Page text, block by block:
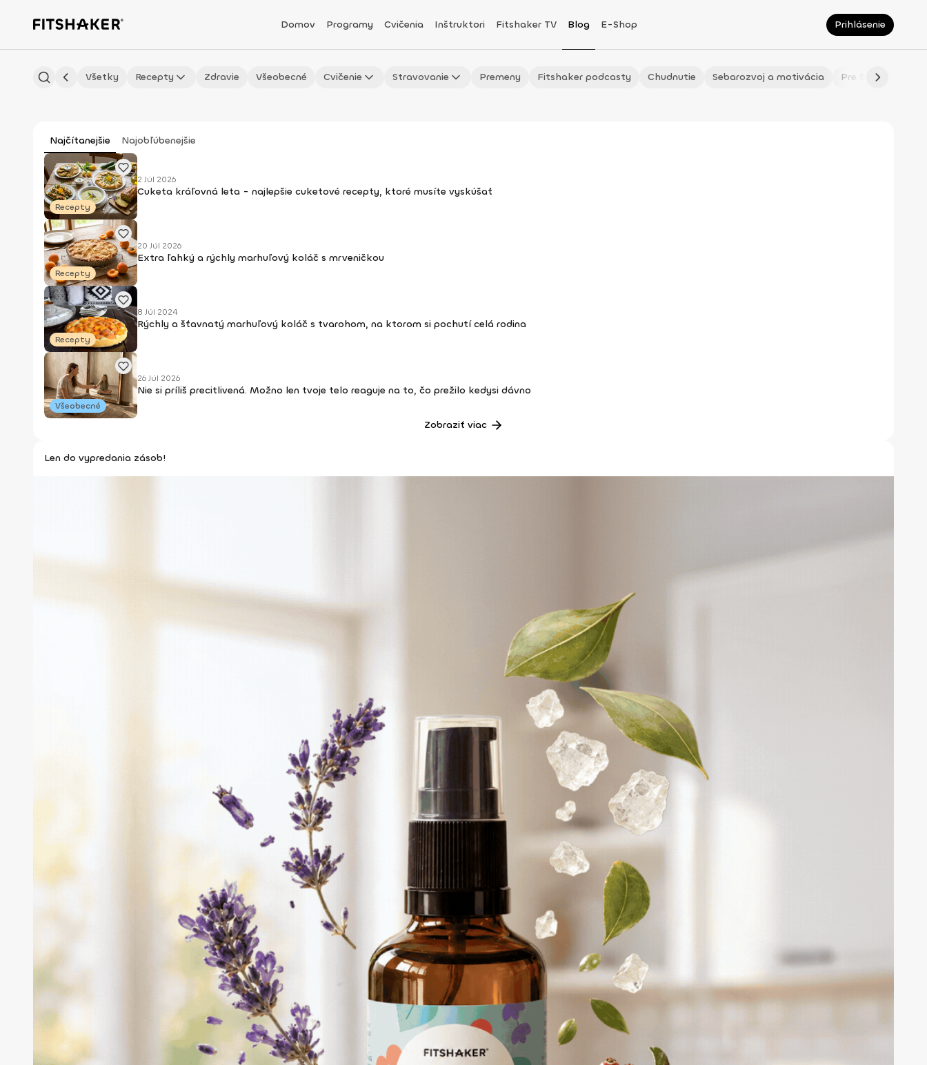
Domov Programy Cvičenia Inštruktori Fitshaker TV Blog E-Shop Prihlásenie
Všetky Recepty Zdravie Všeobecné Cvičenie Stravovanie Premeny Fitshaker podcasty Chudnutie Sebarozvoj a motivácia Pre fitmaminky
Najčítanejšie Najobľúbenejšie
Recepty
2 Júl 2026
Cuketa kráľovná leta - najlepšie cuketové recepty, ktoré musíte vyskúšať
Recepty
20 Júl 2026
Extra ľahký a rýchly marhuľový koláč s mrveničkou
Recepty
8 Júl 2024
Rýchly a šťavnatý marhuľový koláč s tvarohom, na ktorom si pochutí celá rodina
Všeobecné
26 Júl 2026
Nie si príliš precitlivená. Možno len tvoje telo reaguje na to, čo prežilo kedysi dávno
Zobraziť viac
Len do vypredania zásob!